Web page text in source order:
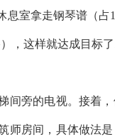
室拿走钢琴谱（
，这样就达成目标了
间旁的电视。接着
师房间，具体做法